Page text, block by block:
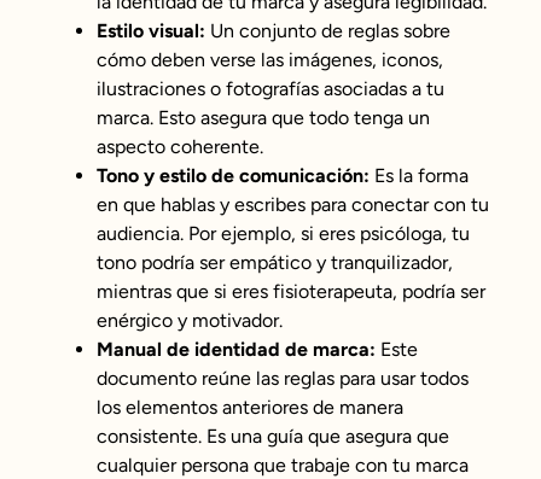
Estilo visual: Un conjunto de reglas sobre
cómo deben verse las imágenes, iconos,
ilustraciones o fotografías asociadas a tu
marca. Esto asegura que todo tenga un
aspecto coherente.
Tono y estilo de comunicación: Es la forma
en que hablas y escribes para conectar con tu
audiencia. Por ejemplo, si eres psicóloga, tu
tono podría ser empático y tranquilizador,
mientras que si eres fisioterapeuta, podría ser
enérgico y motivador.
Manual de identidad de marca: Este
documento reúne las reglas para usar todos
los elementos anteriores de manera
consistente. Es una guía que asegura que
cualquier persona que trabaje con tu marca